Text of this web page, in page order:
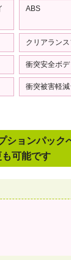
ABS
クリアラン
衝突安全ボデ
衝突被害軽
ションパック
可能です